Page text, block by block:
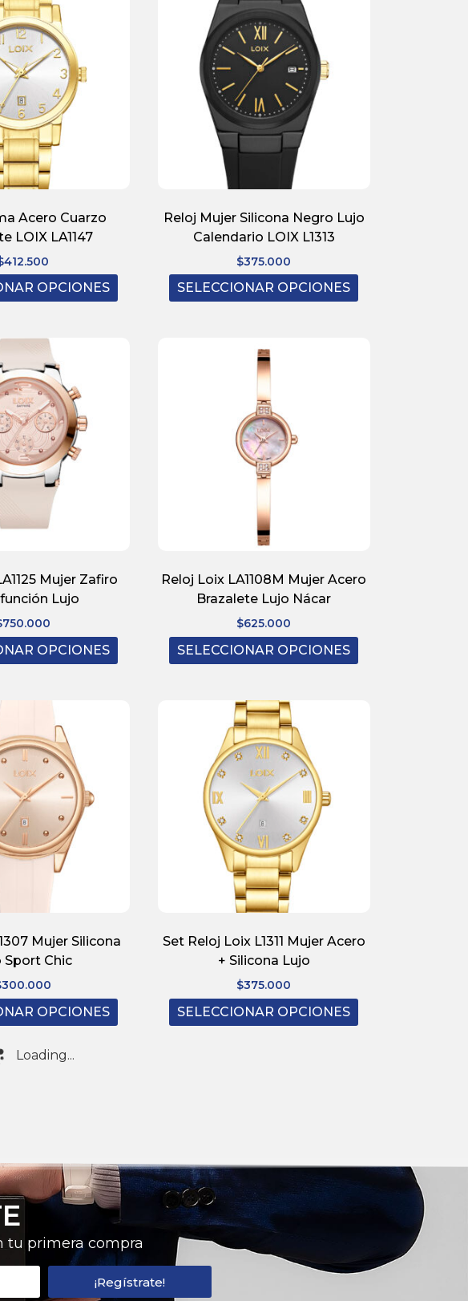
Acero Cuarzo
LOIX LA1147
412.500
OPCIONES
Reloj Mujer Silicona Negro Lujo
Calendario LOIX L1313
$375.000
SELECCIONAR OPCIONES
Mujer Zafiro
Lujo
750.000
OPCIONES
Reloj Loix LA1108M Mujer Acero
Brazalete Lujo Nácar
$625.000
SELECCIONAR OPCIONES
Mujer Silicona
Sport Chic
300.000
OPCIONES
Set Reloj Loix L1311 Mujer Acero
+ Silicona Lujo
$375.000
SELECCIONAR OPCIONES
Loading...
tu primera compra
¡Regístrate!